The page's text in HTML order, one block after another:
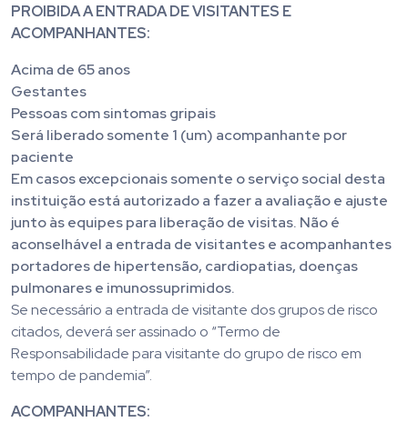
PROIBIDA A ENTRADA DE VISITANTES E
ACOMPANHANTES:
Acima de 65 anos
Gestantes
Pessoas com sintomas gripais
Será liberado somente 1 (um) acompanhante por
paciente
Em casos excepcionais somente o serviço social desta
instituição está autorizado a fazer a avaliação e ajuste
junto às equipes para liberação de visitas. Não é
aconselhável a entrada de visitantes e acompanhantes
portadores de hipertensão, cardiopatias, doenças
pulmonares e imunossuprimidos.
Se necessário a entrada de visitante dos grupos de risco
citados, deverá ser assinado o “Termo de
Responsabilidade para visitante do grupo de risco em
tempo de pandemia”.
ACOMPANHANTES: